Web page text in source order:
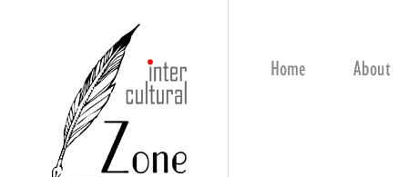
Home About